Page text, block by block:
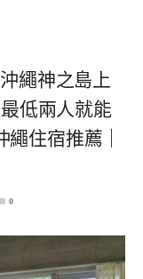
繩神之島上
低兩人就能
繩住宿推薦｜
0